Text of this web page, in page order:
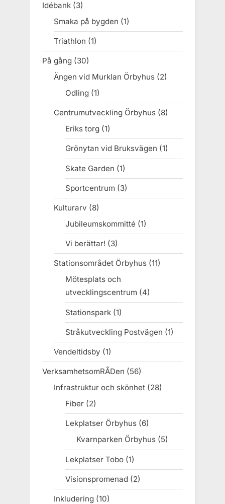
Idébank (3)
Smaka på bygden (1)
Triathlon (1)
På gång (30)
Ängen vid Murklan Örbyhus(2)
Odling(1)
Centrumutveckling Örbyhus(8)
Eriks torg(1)
Grönytan vid Bruksvägen (1)
Skate Garden (1)
Sportcentrum(3)
Kulturarv (8)
Jubileumskommitté (1)
Vi berättar! (3)
Stationsområdet Örbyhus(11)
Mötesplats och
utvecklingscentrum(4)
Stationspark(1)
Stråkutveckling Postvägen (1)
Vendeltidsby (1)
VerksamhetsomRÅDen (56)
Infrastruktur och skönhet(28)
Fiber(2)
Lekplatser Örbyhus(6)
Kvarnparken Örbyhus (5)
Lekplatser Tobo(1)
Visionspromenad(2)
Inkludering(10)